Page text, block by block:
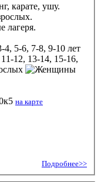
карате, ушу.
лагеря.
4, 5-6, 7-8, 9-10 лет
12, 13-14, 15-16,
на карте
Подробнее>>